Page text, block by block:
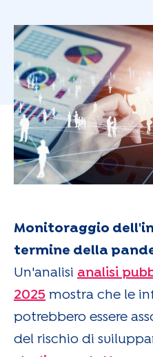
Monitoraggio
termine della
Un'analisi analisi
2025 mostra che le
potrebbero essere
del rischio di